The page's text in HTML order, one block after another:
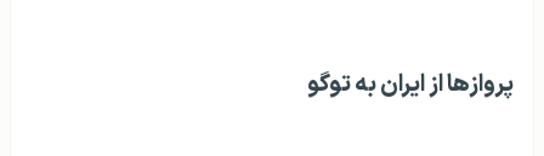
پروازها از ایران به توگو